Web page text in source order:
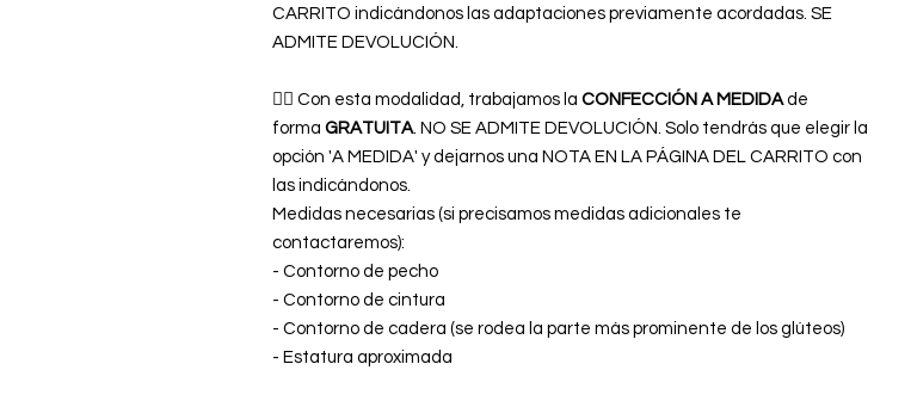
CARRITO indicándonos las adaptaciones previamente acordadas. SE
ADMITE DEVOLUCIÓN.
👉🏿 Con esta modalidad, trabajamos la CONFECCIÓN A MEDIDAde
forma GRATUITA. NO SE ADMITE DEVOLUCIÓN. Solo tendrás que elegir la
opción 'A MEDIDA' y dejarnos una NOTA EN LA PÁGINA DEL CARRITO con
las indicándonos.
Medidas necesarias (si precisamos medidas adicionales te
contactaremos):
- Contorno de pecho
- Contorno de cintura
- Contorno de cadera (se rodea la parte más prominente de los glúteos)
- Estatura aproximada